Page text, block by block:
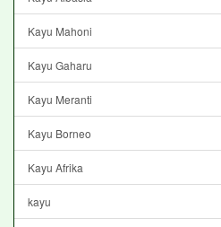
Kayu Mahoni
Kayu Gaharu
Kayu Meranti
Kayu Borneo
Kayu Afrika
kayu